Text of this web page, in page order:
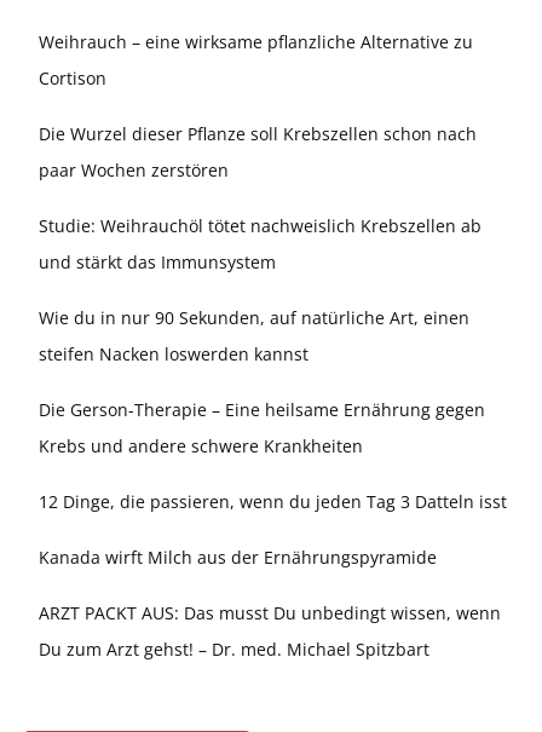
Weihrauch – eine wirksame pflanzliche Alternative zu
Cortison
Die Wurzel dieser Pflanze soll Krebszellen schon nach
paar Wochen zerstören
Studie: Weihrauchöl tötet nachweislich Krebszellen ab
und stärkt das Immunsystem
Wie du in nur 90 Sekunden, auf natürliche Art, einen
steifen Nacken loswerden kannst
Die Gerson-Therapie – Eine heilsame Ernährung gegen
Krebs und andere schwere Krankheiten
12 Dinge, die passieren, wenn du jeden Tag 3 Datteln isst
Kanada wirft Milch aus der Ernährungspyramide
ARZT PACKT AUS: Das musst Du unbedingt wissen, wenn
Du zum Arzt gehst! – Dr. med. Michael Spitzbart